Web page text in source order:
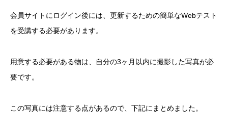
会員サイトにログイン後には、更新するための簡単なWebテスト
を受講する必要があります。
用意する必要がある物は、自分の3ヶ月以内に撮影した写真が必
要です。
この写真には注意する点があるので、下記にまとめました。